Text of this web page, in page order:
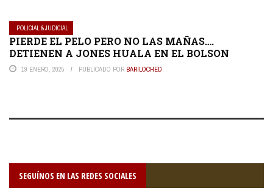
POLICIAL & JUDICIAL
PIERDE EL PELO PERO NO LAS MAÑAS….
DETIENEN A JONES HUALA EN EL BOLSON
19 ENERO, 2025 PUBLICADO POR BARILOCHED
SEGUÍNOS EN LAS REDES SOCIALES